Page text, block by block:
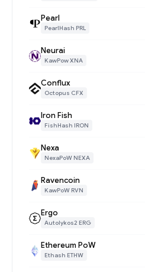
Pearl
PearlHash PRL
Neurai
KawPow XNA
Conflux
Octopus CFX
Iron Fish
FishHash IRON
Nexa
NexaPoW NEXA
Ravencoin
KawPoW RVN
Ergo
Autolykos2 ERG
Ethereum PoW
Ethash ETHW